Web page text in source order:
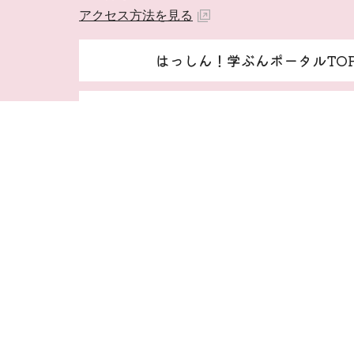
アクセス方法を見る
はっしん！学ぶんポータル